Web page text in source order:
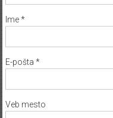
Ime*
E-pošta *
Veb mesto